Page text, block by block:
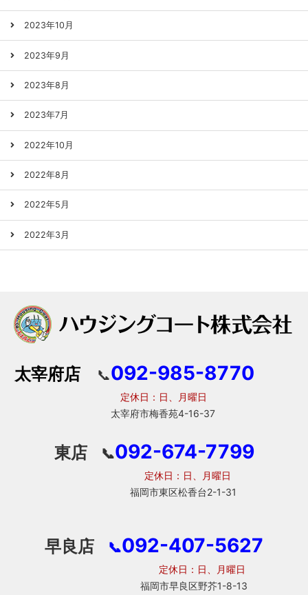
2023年10月
2023年9月
2023年8月
2023年7月
2022年10月
2022年8月
2022年5月
2022年3月
太宰府店 📞092-985-8770
定休日：日、月曜日
太宰府市梅香苑4-16-37
東店 📞092-674-7799
定休日：日、月曜日
福岡市東区松香台2-1-31
早良店 📞092-407-5627
定休日：日、月曜日
福岡市早良区野芥1-8-13